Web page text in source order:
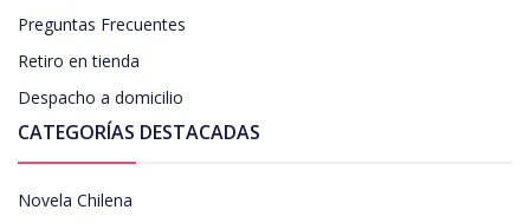
Preguntas Frecuentes
Retiro en tienda
Despacho a domicilio
CATEGORÍAS DESTACADAS
Novela Chilena